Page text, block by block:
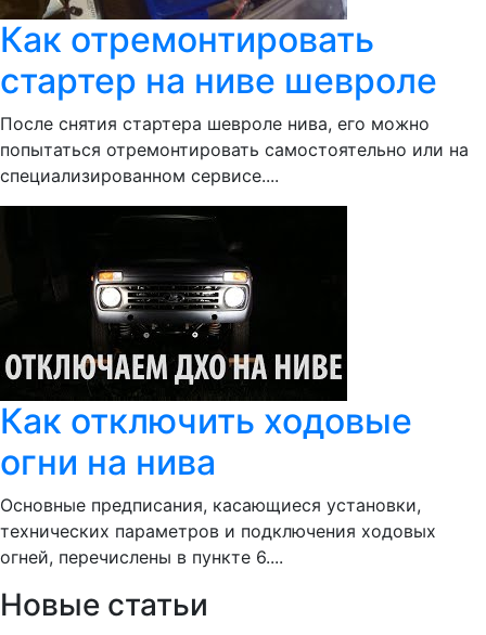
Как отремонтировать
стартер на ниве шевроле
После снятия стартера шевроле нива, его можно
попытаться отремонтировать самостоятельно или на
специализированном сервисе....
Как отключить ходовые
огни на нива
Основные предписания, касающиеся установки,
технических параметров и подключения ходовых
огней, перечислены в пункте 6....
Новые статьи